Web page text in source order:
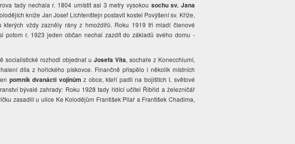
tady nechala r. 1804 umístit asi 3 metry vysokou sochu sv. Jana
kníže Jan Josef Lichtenštejn postavit kostel Povýšení sv. Kříže,
vždy zazněly rány z hmoždířů. Roku 1919 tři mladí členové
potom r. 1923 jeden občan nechal zazdít do základů svého domu -
socialistické rozhodl objednat uJosefa Víta, sochaře z Konecchlumí,
díla z hořického pískovce. Finančně přispělo i několik místních
pomník dvanácti vojínům z obce, kteří padli na bojištích I. světové
bývalé zahrady: Roku 1928 tady řídící učitel Řibřid a železničář
zasadili u ulice Ke Kolodějům František Pilař a František Chadima,